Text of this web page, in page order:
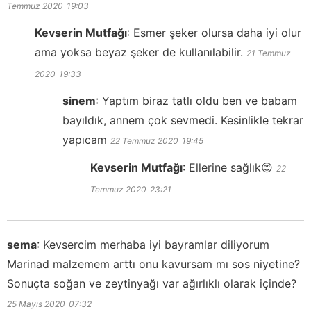
Temmuz 2020 19:03
Kevserin Mutfağı: Esmer şeker olursa daha iyi olur
ama yoksa beyaz şeker de kullanılabilir. 21 Temmuz
2020 19:33
sinem: Yaptım biraz tatlı oldu ben ve babam
bayıldık, annem çok sevmedi. Kesinlikle tekrar
yapıcam 22 Temmuz 2020 19:45
Kevserin Mutfağı: Ellerine sağlık😊 22
Temmuz 2020 23:21
sema: Kevsercim merhaba iyi bayramlar diliyorum
Marinad malzemem arttı onu kavursam mı sos niyetine?
Sonuçta soğan ve zeytinyağı var ağırlıklı olarak içinde?
25 Mayıs 2020 07:32